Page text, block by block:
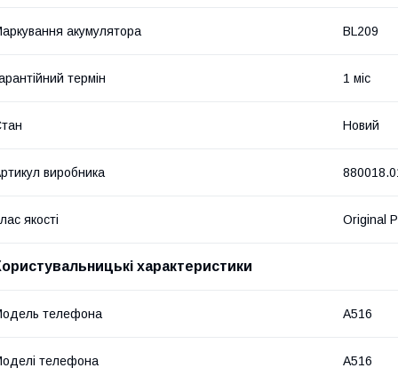
акумулятора BL209
термін 1 міс
Новий
виробника
якості Original
характеристики
телефона A516
телефона A516